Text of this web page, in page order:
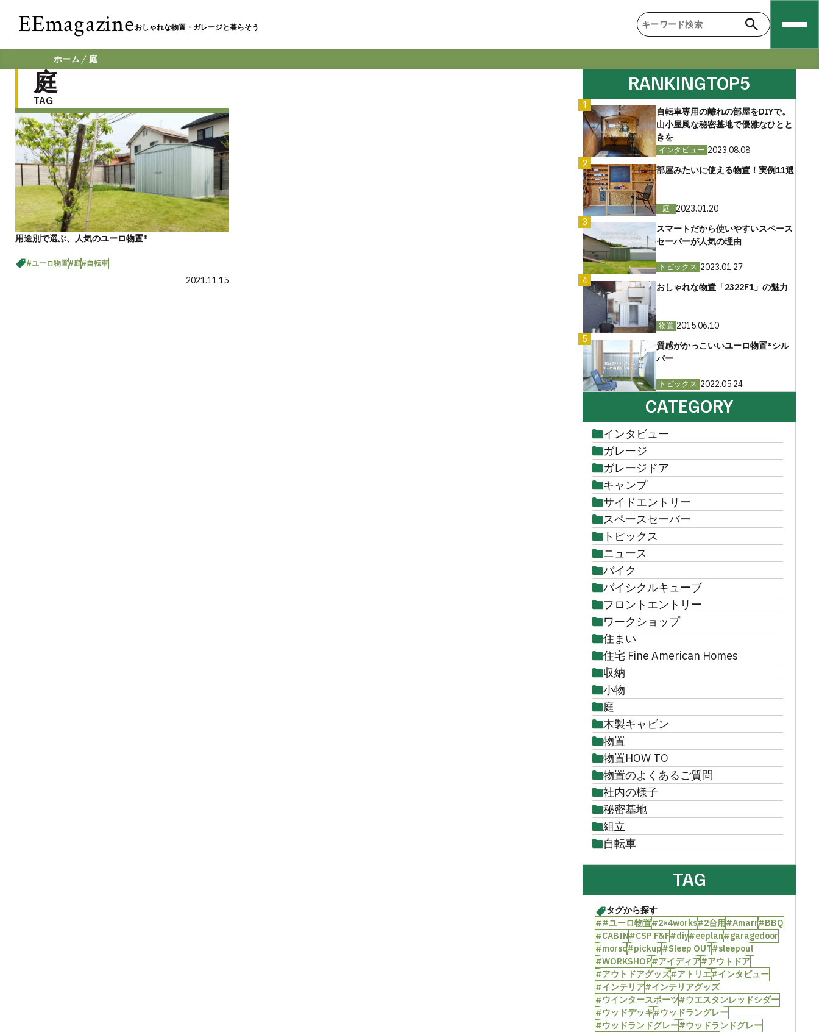
EEmagazine おしゃれな物置・ガレージと暮らそう
ホーム 庭
庭
TAG
用途別で選ぶ、人気のユーロ物置®️
#ユーロ物置#庭#自転車
2021.11.15
RANKINGTOP5
1
自転車専用の離れの部屋をDIYで。
山小屋風な秘密基地で優雅なひとと
きを
インタビュー 2023.08.08
2
部屋みたいに使える物置！実例11選
庭
2023.01.20
3
スマートだから使いやすいスペース
セーバーが人気の理由
トピックス 2023.01.27
4
おしゃれな物置「2322F1」の魅力
物置 2015.06.10
5
質感がかっこいいユーロ物置®︎シル
バー
トピックス 2022.05.24
CATEGORY
インタビュー
ガレージ
ガレージドア
キャンプ
サイドエントリー
スペースセーバー
トピックス
ニュース
バイク
バイシクルキューブ
フロントエントリー
ワークショップ
住まい
住宅 Fine American Homes
収納
小物
庭
木製キャビン
物置
物置HOW TO
物置のよくあるご質問
社内の様子
秘密基地
組立
自転車
TAG
タグから探す
##ユーロ物置#2×4works#2台用#Amarr#BBQ
#CABIN#CSP F&F#diy#eeplan#garagedoor
#morso#pickup#Sleep OUT#sleepout
#WORKSHOP#アイディア#アウトドア
#アウトドアグッズ#アトリエ#インタビュー
#インテリア#インテリアグッズ
#ウインタースポーツ#ウエスタンレッドシダー
#ウッドデッキ#ウッドラングレー
#ウッドランドグレー#ウッドランドグレー